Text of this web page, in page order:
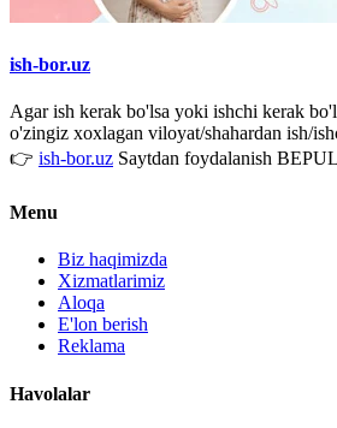
ish-bor.uz
Agar ish kerak bo'lsa yoki ishchi kerak
o'zingiz xoxlagan viloyat/shahardan ish/
👉 ish-bor.uz Saytdan foydalanish BEPUL
Menu
Biz haqimizda
Xizmatlarimiz
Aloqa
E'lon berish
Reklama
Havolalar